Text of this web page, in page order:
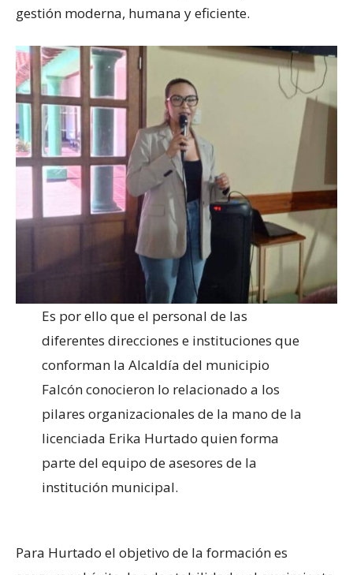
gestión moderna, humana y eficiente.
Es por ello que el personal de las
diferentes direcciones e instituciones que
conforman la Alcaldía del municipio
Falcón conocieron lo relacionado a los
pilares organizacionales de la mano de la
licenciada Erika Hurtado quien forma
parte del equipo de asesores de la
institución municipal.
Para Hurtado el objetivo de la formación es